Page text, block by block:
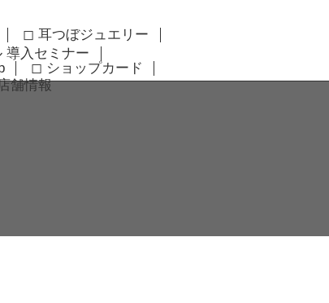
◻︎ 耳つぼジュエリー
導入セミナー
◻︎ ショップカード
舗情報